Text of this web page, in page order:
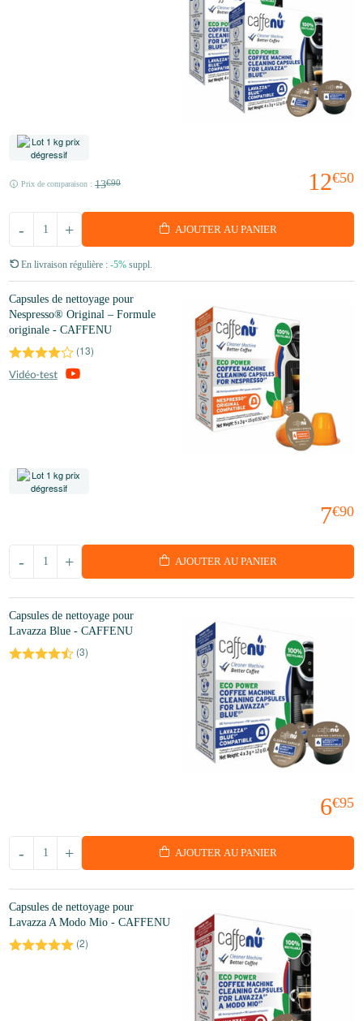
12€50
Prix de comparaison : 13€90
+
- AJOUTER AU PANIER
En livraison régulière : -5% suppl.
Capsules de nettoyage pour
Nespresso® Original – Formule
originale - CAFFENU
(13)
7€90
+
- AJOUTER AU PANIER
Capsules de nettoyage pour
Lavazza Blue - CAFFENU
(3)
6€95
+
- AJOUTER AU PANIER
Capsules de nettoyage pour
Lavazza A Modo Mio - CAFFENU
(2)